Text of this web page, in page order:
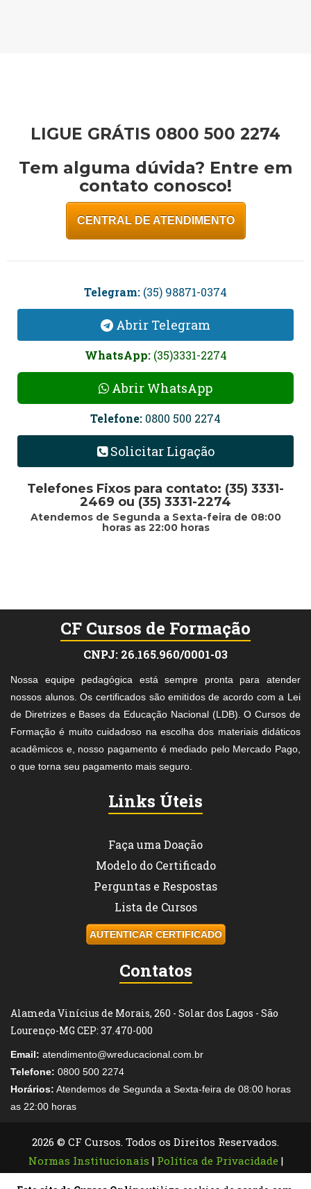
LIGUE GRÁTIS 0800 500 2274
Tem alguma dúvida? Entre em
contato conosco!
CENTRAL DE ATENDIMENTO
Telegram: (35) 98871-0374
Abrir Telegram
WhatsApp:(35)3331-2274
Abrir WhatsApp
Telefone: 0800 500 2274
Solicitar Ligação
Telefones Fixos para contato: (35) 3331-
2469 ou (35) 3331-2274
Atendemos de Segunda a Sexta-feira de 08:00
horas as 22:00 horas
CF Cursos de Formação
CNPJ: 26.165.960/0001-03
Nossa equipe pedagógica está sempre pronta para atender
nossos alunos. Os certificados são emitidos de acordo com a Lei
de Diretrizes e Bases da Educação Nacional (LDB). O Cursos de
Formação é muito cuidadoso na escolha dos materiais didáticos
acadêmicos e, nosso pagamento é mediado pelo Mercado Pago,
o que torna seu pagamento mais seguro.
Links Úteis
Faça uma Doação
Modelo do Certificado
Perguntas e Respostas
Lista de Cursos
AUTENTICAR CERTIFICADO
Contatos
Alameda Vinícius de Morais, 260 - Solar dos Lagos - São
Lourenço-MG CEP: 37.470-000
Email: atendimento@wreducacional.com.br
Telefone: 0800 500 2274
Horários: Atendemos de Segunda a Sexta-feira de 08:00 horas
as 22:00 horas
2026 © CF Cursos. Todos os Direitos Reservados.
Normas Institucionais | Política de Privacidade |